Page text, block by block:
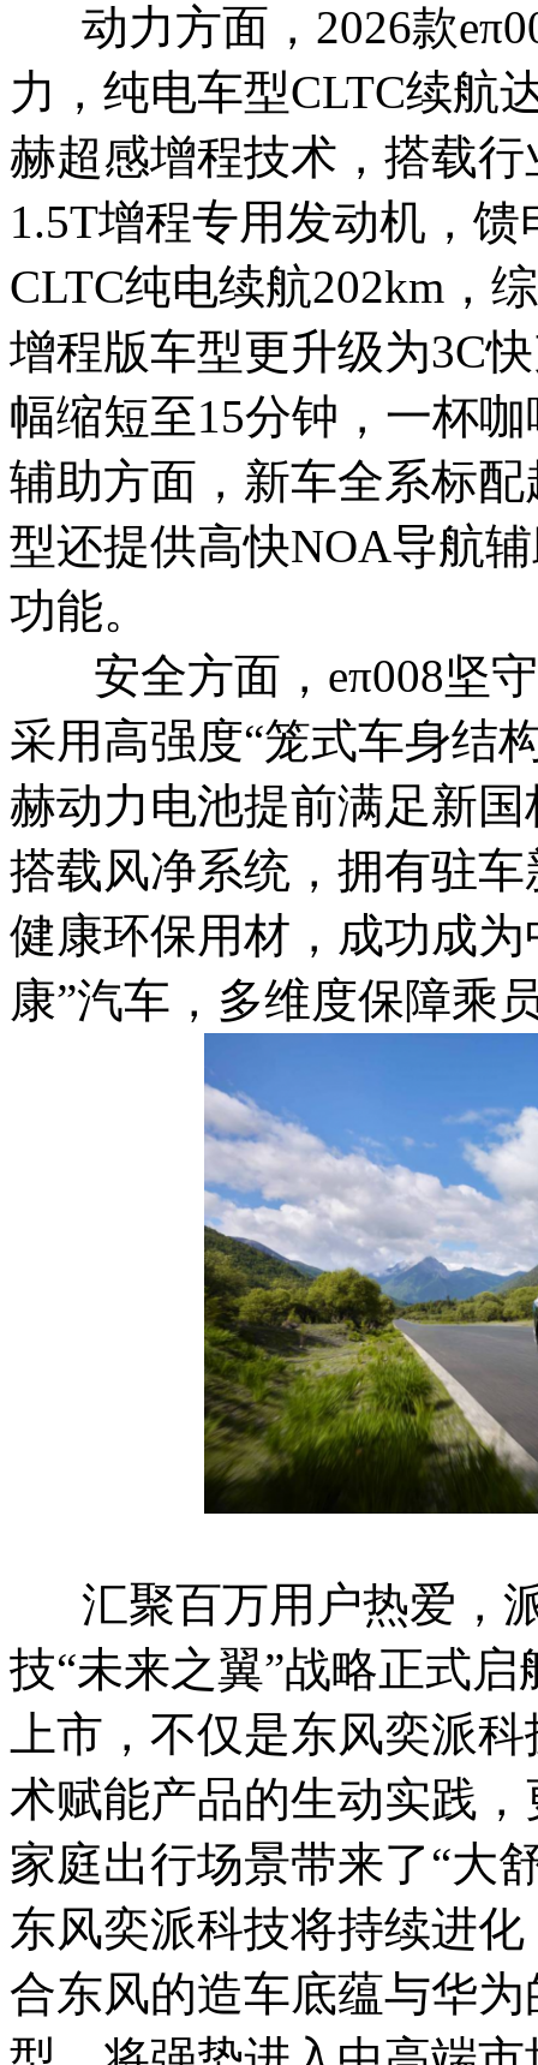
动力方面，2026款
力，纯电车型CLTC续航
赫超感增程技术，搭载
1.5T增程专用发动机，
CLTC纯电续航202km，
增程版车型更升级为3C
幅缩短至15分钟，一杯
辅助方面，新车全系标
型还提供高快NOA导航
功能。
安全方面，eπ008坚守
采用高强度“笼式车身结
赫动力电池提前满足新国
搭载风净系统，拥有驻
健康环保用材，成功成
康”汽车，多维度保障乘
汇聚百万用户热爱，
技“未来之翼”战略正式启
上市，不仅是东风奕派
术赋能产品的生动实践
家庭出行场景带来了“大
东风奕派科技将持续进
合东风的造车底蕴与华